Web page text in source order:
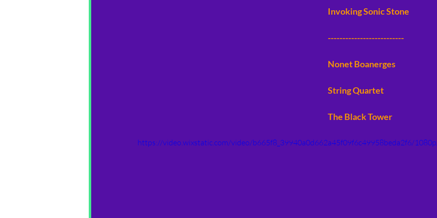
Invoking Sonic Stone
--------------------------
Nonet Boanerges
String Quartet
The Black Tower
https://video.wixstatic.com/video/b665f8_39940a0d662a45f09f6c49958beda2f6/